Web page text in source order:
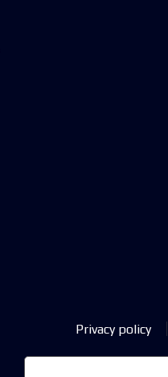
Privacy policy